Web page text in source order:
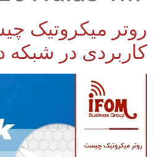
روتر میکروتیک
کاربردی در شبکه